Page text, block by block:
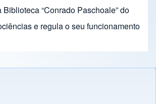
“Conrado Paschoale” do
e regula o seu funcionamento